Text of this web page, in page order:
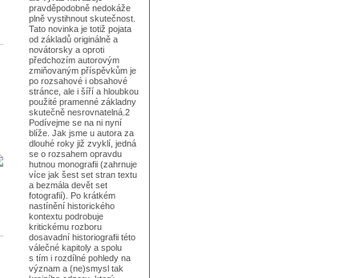
pravděpodobně nedokáže
plně vystihnout skutečnost.
Tato novinka je totiž pojata
od základů originálně a
novátorsky a oproti
předchozím autorovým
zmiňovaným příspěvkům je
po rozsahové i obsahové
stránce, ale i šíří a hloubkou
použité pramenné základny
skutečně nesrovnatelná.2
Podívejme se na ni nyní
blíže. Jak jsme u autora za
dlouhé roky již zvyklí, jedná
se o rozsahem opravdu
hutnou monografii (zahrnuje
více jak šest set stran textu
a bezmála devět set
fotografií). Po krátkém
nastínění historického
kontextu podrobuje
kritickému rozboru
dosavadní historiografii této
válečné kapitoly a spolu
s tím i rozdílné pohledy na
význam a (ne)smysl tak